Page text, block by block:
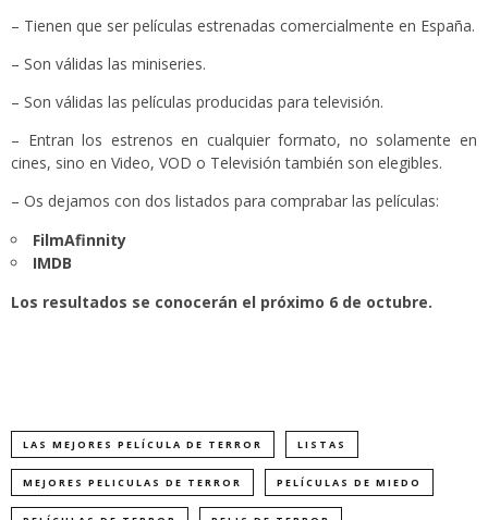
– Tienen que ser películas estrenadas comercialmente en España.
– Son válidas las miniseries.
– Son válidas las películas producidas para televisión.
– Entran los estrenos en cualquier formato, no solamente en
cines, sino en Video, VOD o Televisión también son elegibles.
– Os dejamos con dos listados para comprabar las películas:
FilmAfinnity
IMDB
Los resultados se conocerán el próximo 6 de octubre.
LAS MEJORES PELÍCULA DE TERROR LISTAS
MEJORES PELICULAS DE TERROR PELÍCULAS DE MIEDO